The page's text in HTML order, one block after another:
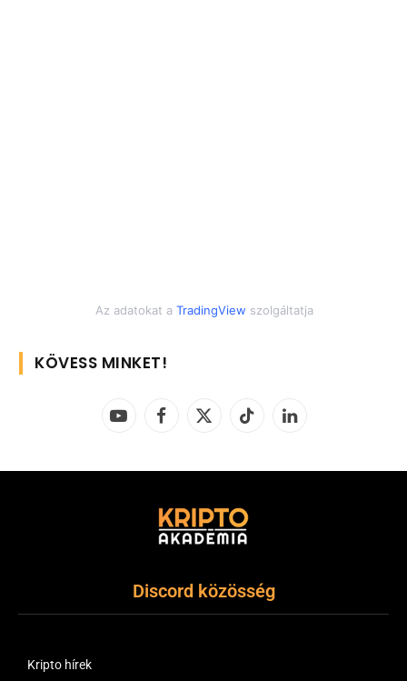
Az adatokat a TradingView szolgáltatja
KÖVESS MINKET!
YouTubeFacebook
X
TikTok LinkedIn
Discord közösség
Kripto hírek